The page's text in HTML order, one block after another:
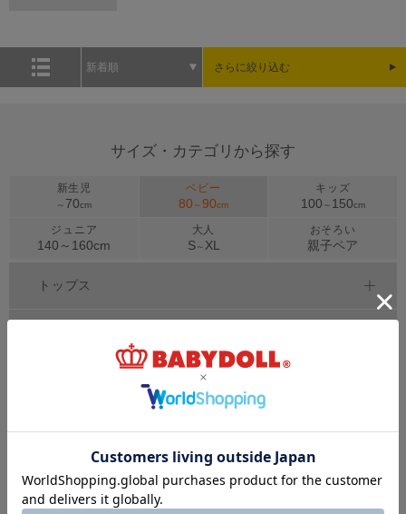
新着順 さらに絞り込む
サイズ・カテゴリから探す
新生児
～ 70cm
ベビー
80 ～90cm
キッズ
100 ～ 150cm
ジュニア
140～ 160cm
大人
S～ XL
おそろい
親子ペア
トップス
セットアップ